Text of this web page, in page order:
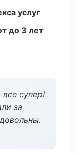
услуг
до 3 лет
супер!
за